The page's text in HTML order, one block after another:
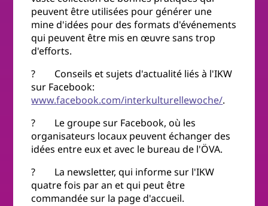
peuvent être utilisées pour générer une
mine d'idées pour des formats d'événements
qui peuvent être mis en œuvre sans trop
d'efforts.
? Conseils et sujets d'actualité liés à l'IKW
sur Facebook:
www.facebook.com/interkulturellewoche/.
? Le groupe sur Facebook, où les
organisateurs locaux peuvent échanger des
idées entre eux et avec le bureau de l'ÖVA.
? La newsletter, qui informe sur l'IKW
quatre fois par an et qui peut être
commandée sur la page d'accueil.